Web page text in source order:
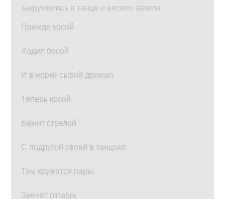
закружились в танце и весело запели:
Прежде косой
Ходил босой
И в норке сырой дрожал.
Теперь косой
Бежит стрелой
С подругой своей в танцзал.
Там кружатся пары,
Звенят гитары,